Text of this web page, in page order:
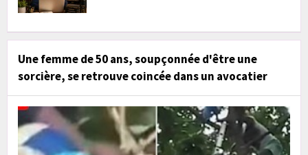
Une femme de 50 ans, soupçonnée d'être une
sorcière, se retrouve coincée dans un avocatier